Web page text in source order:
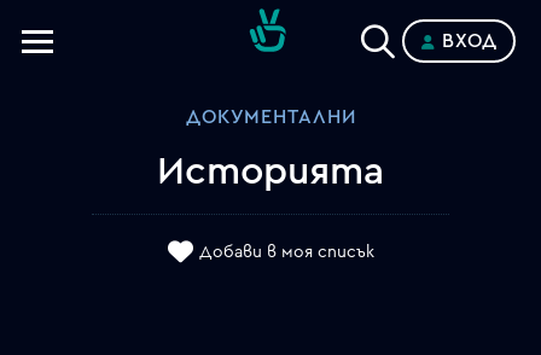
ВХОД
ДОКУМЕНТАЛНИ
Историята
Добави в моя списък